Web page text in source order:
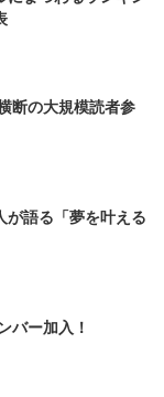
断の大規模読者参
が語る「夢を叶える
バー加入！